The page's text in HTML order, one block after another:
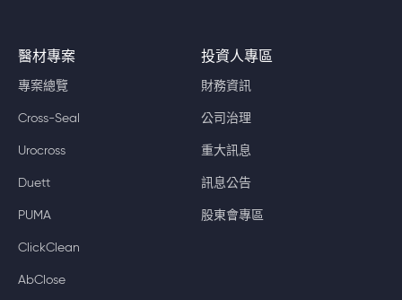
醫材專案
專案總覽
Cross-Seal
Urocross
Duett
PUMA
ClickClean
AbClose
投資人專區
財務資訊
公司治理
重大訊息
訊息公告
股東會專區